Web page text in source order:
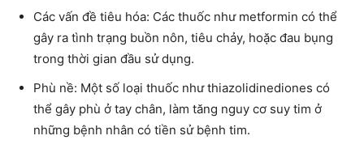
Các vấn đề tiêu hóa: Các thuốc như metformin có thể
gây ra tình trạng buồn nôn, tiêu chảy, hoặc đau bụng
trong thời gian đầu sử dụng.
Phù nề: Một số loại thuốc như thiazolidinediones có
thể gây phù ở tay chân, làm tăng nguy cơ suy tim ở
những bệnh nhân có tiền sử bệnh tim.